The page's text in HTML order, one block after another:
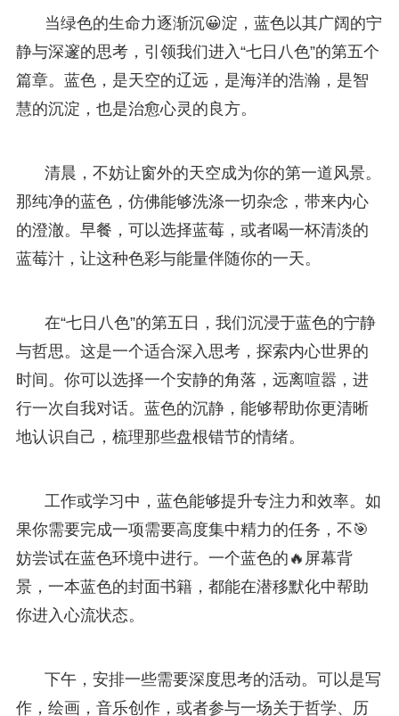
当绿色的生命力逐渐沉😀淀，蓝色以其广阔的宁
静与深邃的思考，引领我们进入“七日八色”的第五个
篇章。蓝色，是天空的辽远，是海洋的浩瀚，是智
慧的沉淀，也是治愈心灵的良方。
清晨，不妨让窗外的天空成为你的第一道风景。
那纯净的蓝色，仿佛能够洗涤一切杂念，带来内心
的澄澈。早餐，可以选择蓝莓，或者喝一杯清淡的
蓝莓汁，让这种色彩与能量伴随你的一天。
在“七日八色”的第五日，我们沉浸于蓝色的宁静
与哲思。这是一个适合深入思考，探索内心世界的
时间。你可以选择一个安静的角落，远离喧嚣，进
行一次自我对话。蓝色的沉静，能够帮助你更清晰
地认识自己，梳理那些盘根错节的情绪。
工作或学习中，蓝色能够提升专注力和效率。如
果你需要完成一项需要高度集中精力的任务，不🎯
妨尝试在蓝色环境中进行。一个蓝色的🔥屏幕背
景，一本蓝色的封面书籍，都能在潜移默化中帮助
你进入心流状态。
下午，安排一些需要深度思考的活动。可以是写
作，绘画，音乐创作，或者参与一场关于哲学、历